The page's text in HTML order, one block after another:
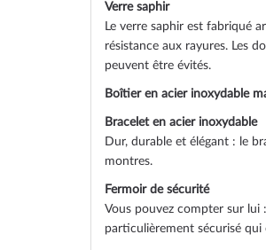
Verre saphir
Le verre saphir est fabriqué
résistance aux rayures. Les
peuvent être évités.
Boîtier en acier inoxydable
Bracelet en acier inoxydable
Dur, durable et élégant : le
montres.
Fermoir de sécurité
Vous pouvez compter sur
particulièrement sécurisé